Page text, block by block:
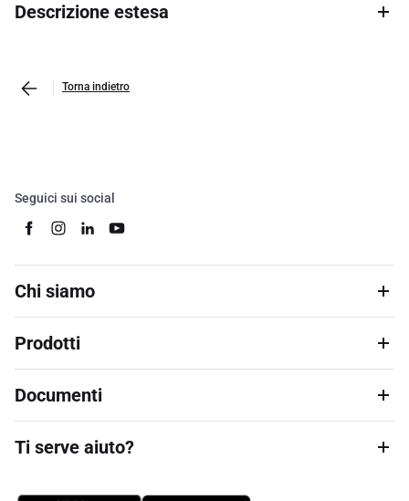
Descrizione estesa
Torna indietro
Seguici sui social
Chi siamo
Prodotti
Documenti
Ti serve aiuto?